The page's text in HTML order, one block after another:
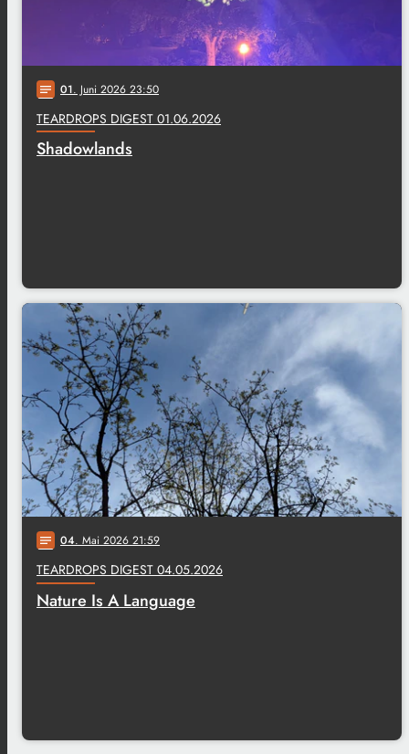
notes 01. Juni 2026 23:50
TEARDROPS DIGEST 01.06.2026
Shadowlands
notes 04. Mai 2026 21:59
TEARDROPS DIGEST 04.05.2026
Nature Is A Language